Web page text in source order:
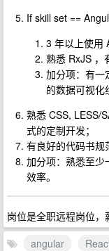
If skill set ==
3 年以上使用
熟悉 RxJS ，
加分项：有一
的数据可视化
熟悉 CSS, LESS/
式的定制开发；
有良好的代码书规
加分项：熟悉至少
效率。
岗位是全职远程岗位
angular